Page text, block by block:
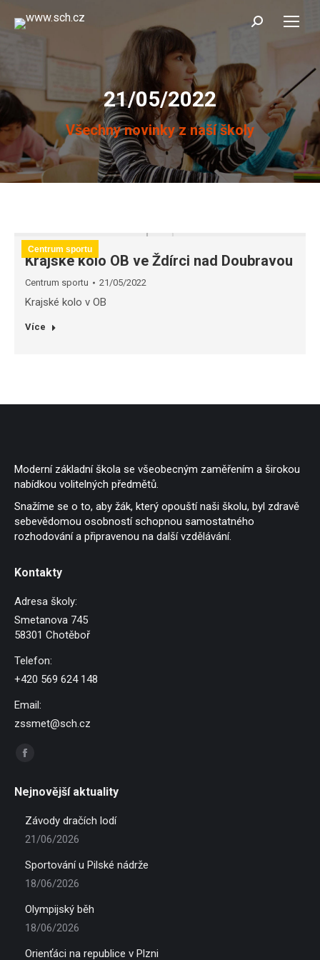
Search:
21/05/2022
Všechny novinky z naší školy
You are here:
Centrum sportu
Krajské kolo OB ve Ždírci nad Doubravou
Centrum sportu 21/05/2022
Krajské kolo v OB
Více
Moderní základní škola se všeobecným zaměřením a širokou
nabídkou volitelných předmětů.
Snažíme se o to, aby žák, který opouští naši školu, byl zdravě
sebevědomou osobností schopnou samostatného
rozhodování a připravenou na další vzdělávání.
Kontakty
Adresa školy:
Smetanova 745
58301 Chotěboř
Telefon:
+420 569 624 148
Email:
zssmet@sch.cz
Find us on:
opens
in
new
Nejnovější aktuality
Závody dračích lodí
21/06/2026
Sportování u Pilské nádrže
18/06/2026
Olympijský běh
18/06/2026
Orienťáci na republice v Plzni